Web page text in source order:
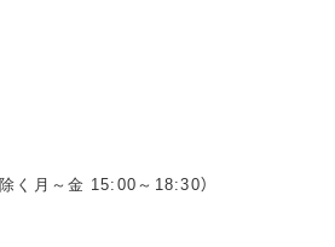
く月～金 15:00～18:30）